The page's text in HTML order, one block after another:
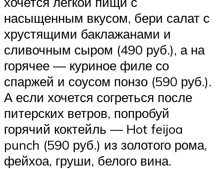
насыщенным вкусом, бери салат с
хрустящими баклажанами и
сливочным сыром (490 руб.), а на
горячее — куриное филе со
спаржей и соусом понзо (590 руб.).
А если хочется согреться после
питерских ветров, попробуй
горячий коктейль — Hot feijoa
punch (590 руб.) из золотого рома,
фейхоа, груши, белого вина.